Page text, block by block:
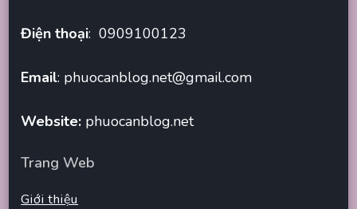
Điện thoại: 0909100123
Email: phuocanblog.net@gmail.com
Website: phuocanblog.net
Trang Web
Giới thiệu